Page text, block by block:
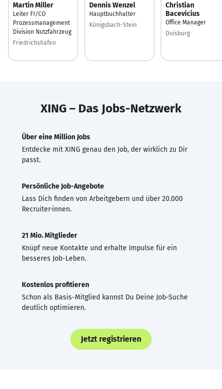
Martin Miller
Leiter FI/CO
Prozessmanagement
Division Nutzfahrzeug
Friedrichshafen
Dennis Wenzel
Hauptbuchhalter
Königsbach-Stein
Christian
Bacevicius
Office Manager
Duisburg
XING – Das Jobs-Netzwerk
Über eine Million Jobs
Entdecke mit XING genau den Job, der wirklich zu Dir
passt.
Persönliche Job-Angebote
Lass Dich finden von Arbeitgebern und über 20.000
Recruiter·innen.
21 Mio. Mitglieder
Knüpf neue Kontakte und erhalte Impulse für ein
besseres Job-Leben.
Kostenlos profitieren
Schon als Basis-Mitglied kannst Du Deine Job-Suche
deutlich optimieren.
Jetzt registrieren